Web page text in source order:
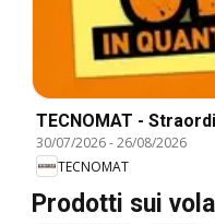
TECNOMAT -
30/07/2026-26/08/2026
TECNOMAT
Prodotti sui